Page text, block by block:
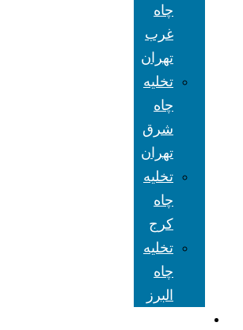
چاه
غرب
تهران
تخلیه
چاه
شرق
تهران
تخلیه
چاه
کرج
تخلیه
چاه
البرز